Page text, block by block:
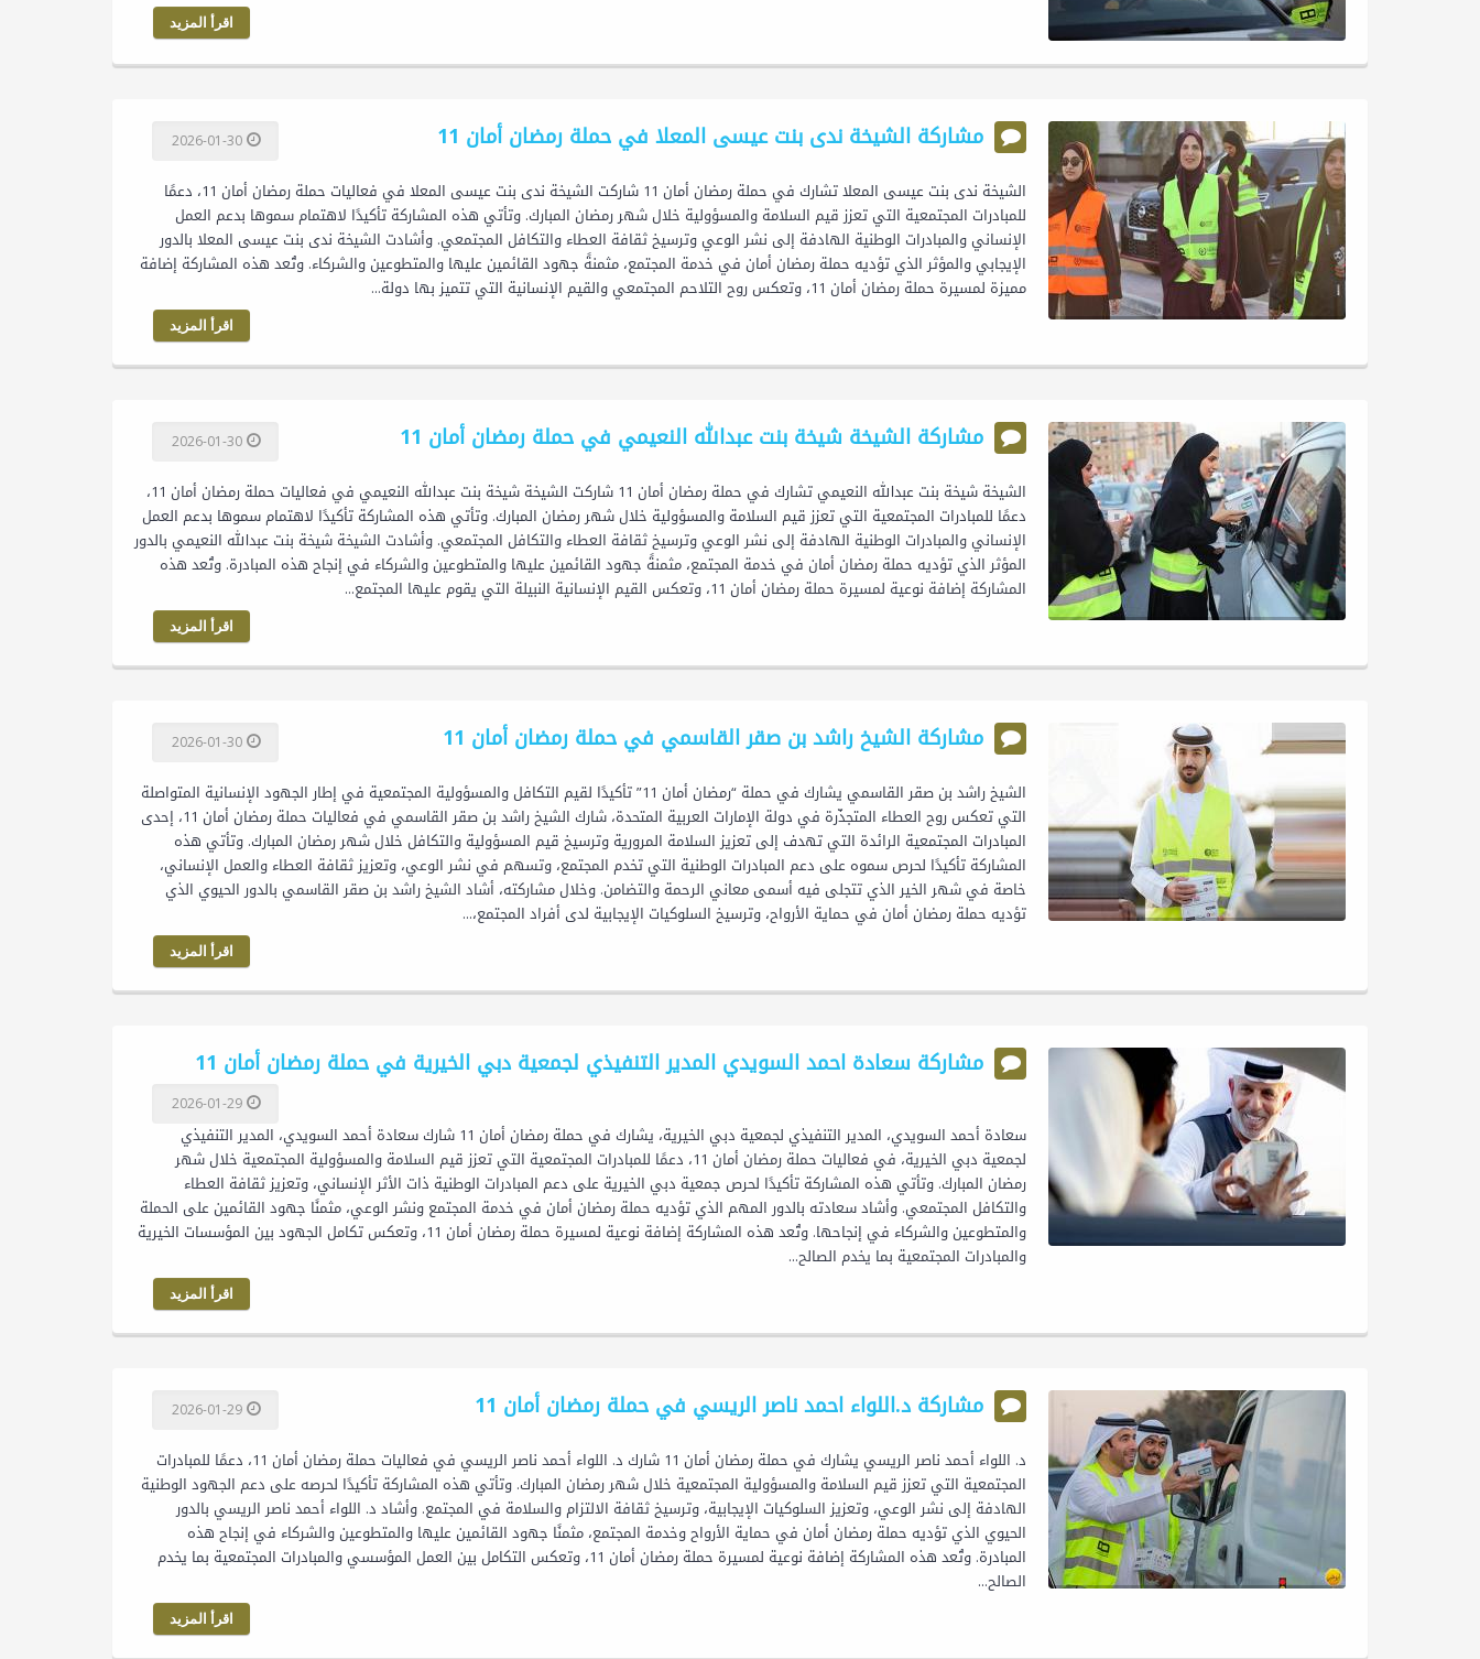
اقرأ المزيد
مشاركة الشيخة ندى بنت عيسى المعلا في حملة رمضان أمان 11 2026-01-30
الشيخة ندى بنت عيسى المعلا تشارك في حملة رمضان أمان 11 شاركت الشيخة ندى بنت عيسى المعلا في فعاليات حملة رمضان أمان 11، دعمًا
للمبادرات المجتمعية التي تعزز قيم السلامة والمسؤولية خلال شهر رمضان المبارك. وتأتي هذه المشاركة تأكيدًا لاهتمام سموها بدعم العمل
الإنساني والمبادرات الوطنية الهادفة إلى نشر الوعي وترسيخ ثقافة العطاء والتكافل المجتمعي. وأشادت الشيخة ندى بنت عيسى المعلا بالدور
الإيجابي والمؤثر الذي تؤديه حملة رمضان أمان في خدمة المجتمع، مثمنةً جهود القائمين عليها والمتطوعين والشركاء. وتُعد هذه المشاركة إضافة
مميزة لمسيرة حملة رمضان أمان 11، وتعكس روح التلاحم المجتمعي والقيم الإنسانية التي تتميز بها دولة...
اقرأ المزيد
مشاركة الشيخة شيخة بنت عبدالله النعيمي في حملة رمضان أمان 11 2026-01-30
الشيخة شيخة بنت عبدالله النعيمي تشارك في حملة رمضان أمان 11 شاركت الشيخة شيخة بنت عبدالله النعيمي في فعاليات حملة رمضان أمان 11،
دعمًا للمبادرات المجتمعية التي تعزز قيم السلامة والمسؤولية خلال شهر رمضان المبارك. وتأتي هذه المشاركة تأكيدًا لاهتمام سموها بدعم العمل
الإنساني والمبادرات الوطنية الهادفة إلى نشر الوعي وترسيخ ثقافة العطاء والتكافل المجتمعي. وأشادت الشيخة شيخة بنت عبدالله النعيمي بالدور
المؤثر الذي تؤديه حملة رمضان أمان في خدمة المجتمع، مثمنةً جهود القائمين عليها والمتطوعين والشركاء في إنجاح هذه المبادرة. وتُعد هذه
المشاركة إضافة نوعية لمسيرة حملة رمضان أمان 11، وتعكس القيم الإنسانية النبيلة التي يقوم عليها المجتمع...
اقرأ المزيد
مشاركة الشيخ راشد بن صقر القاسمي في حملة رمضان أمان 11 2026-01-30
الشيخ راشد بن صقر القاسمي يشارك في حملة “رمضان أمان 11” تأكيدًا لقيم التكافل والمسؤولية المجتمعية في إطار الجهود الإنسانية المتواصلة
التي تعكس روح العطاء المتجذّرة في دولة الإمارات العربية المتحدة، شارك الشيخ راشد بن صقر القاسمي في فعاليات حملة رمضان أمان 11، إحدى
المبادرات المجتمعية الرائدة التي تهدف إلى تعزيز السلامة المرورية وترسيخ قيم المسؤولية والتكافل خلال شهر رمضان المبارك. وتأتي هذه
المشاركة تأكيدًا لحرص سموه على دعم المبادرات الوطنية التي تخدم المجتمع، وتسهم في نشر الوعي، وتعزيز ثقافة العطاء والعمل الإنساني،
خاصة في شهر الخير الذي تتجلى فيه أسمى معاني الرحمة والتضامن. وخلال مشاركته، أشاد الشيخ راشد بن صقر القاسمي بالدور الحيوي الذي
تؤديه حملة رمضان أمان في حماية الأرواح، وترسيخ السلوكيات الإيجابية لدى أفراد المجتمع،...
اقرأ المزيد
مشاركة سعادة احمد السويدي المدير التنفيذي لجمعية دبي الخيرية في حملة رمضان أمان 11
2026-01-29
سعادة أحمد السويدي، المدير التنفيذي لجمعية دبي الخيرية، يشارك في حملة رمضان أمان 11 شارك سعادة أحمد السويدي، المدير التنفيذي
لجمعية دبي الخيرية، في فعاليات حملة رمضان أمان 11، دعمًا للمبادرات المجتمعية التي تعزز قيم السلامة والمسؤولية المجتمعية خلال شهر
رمضان المبارك. وتأتي هذه المشاركة تأكيدًا لحرص جمعية دبي الخيرية على دعم المبادرات الوطنية ذات الأثر الإنساني، وتعزيز ثقافة العطاء
والتكافل المجتمعي. وأشاد سعادته بالدور المهم الذي تؤديه حملة رمضان أمان في خدمة المجتمع ونشر الوعي، مثمنًا جهود القائمين على الحملة
والمتطوعين والشركاء في إنجاحها. وتُعد هذه المشاركة إضافة نوعية لمسيرة حملة رمضان أمان 11، وتعكس تكامل الجهود بين المؤسسات الخيرية
والمبادرات المجتمعية بما يخدم الصالح...
اقرأ المزيد
مشاركة د.اللواء احمد ناصر الريسي في حملة رمضان أمان 11 2026-01-29
د. اللواء أحمد ناصر الريسي يشارك في حملة رمضان أمان 11 شارك د. اللواء أحمد ناصر الريسي في فعاليات حملة رمضان أمان 11، دعمًا للمبادرات
المجتمعية التي تعزز قيم السلامة والمسؤولية المجتمعية خلال شهر رمضان المبارك. وتأتي هذه المشاركة تأكيدًا لحرصه على دعم الجهود الوطنية
الهادفة إلى نشر الوعي، وتعزيز السلوكيات الإيجابية، وترسيخ ثقافة الالتزام والسلامة في المجتمع. وأشاد د. اللواء أحمد ناصر الريسي بالدور
الحيوي الذي تؤديه حملة رمضان أمان في حماية الأرواح وخدمة المجتمع، مثمنًا جهود القائمين عليها والمتطوعين والشركاء في إنجاح هذه
المبادرة. وتُعد هذه المشاركة إضافة نوعية لمسيرة حملة رمضان أمان 11، وتعكس التكامل بين العمل المؤسسي والمبادرات المجتمعية بما يخدم
الصالح...
اقرأ المزيد